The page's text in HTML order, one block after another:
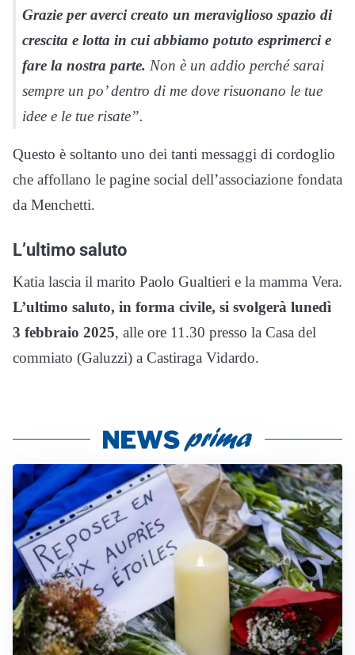
Grazie per averci creato un meraviglioso spazio di
crescita e lotta in cui abbiamo potuto esprimerci e
fare la nostra parte. Non è un addio perché sarai
sempre un po’ dentro di me dove risuonano le tue
idee e le tue risate”.
Questo è soltanto uno dei tanti messaggi di cordoglio
che affollano le pagine social dell’associazione fondata
da Menchetti.
L’ultimo saluto
Katia lascia il marito Paolo Gualtieri e la mamma Vera.
L’ultimo saluto, in forma civile, si svolgerà lunedì
3 febbraio 2025, alle ore 11.30 presso la Casa del
commiato (Galuzzi) a Castiraga Vidardo.